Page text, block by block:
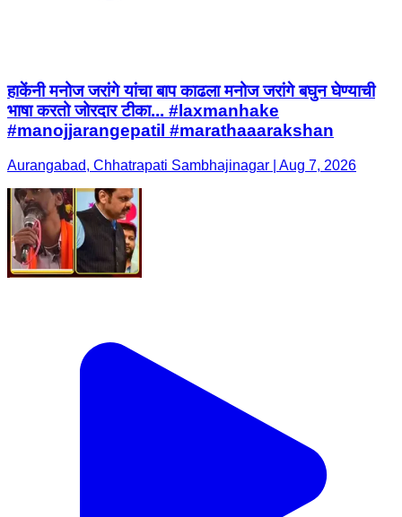
हाकेंनी मनोज जरांगे यांचा बाप काढला मनोज जरांगे बघुन घेण्याची
भाषा करतो जोरदार टीका... #laxmanhake
#manojjarangepatil #marathaaarakshan
Aurangabad, Chhatrapati Sambhajinagar | Aug 7, 2026